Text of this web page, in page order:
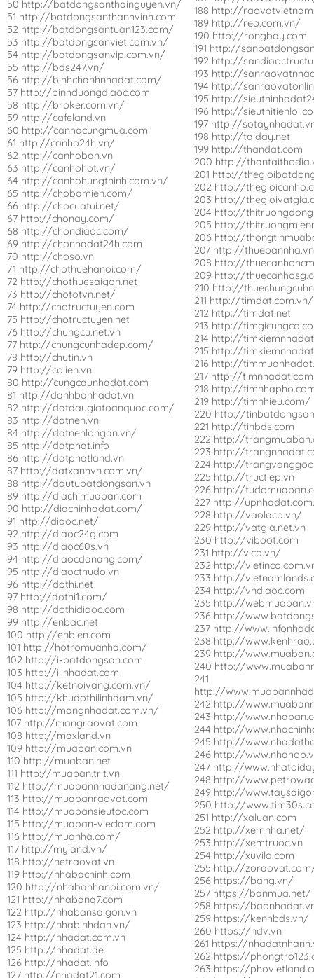
50 http://batdongsanthainguyen.vn/
51 http://batdongsanthanhvinh.com
52 http://batdongsantuan123.com/
53 http://batdongsanviet.com.vn/
54 http://batdongsanvip.com.vn/
55 http://bds247.vn/
56 http://binhchanhnhadat.com/
57 http://binhduongdiaoc.com
58 http://broker.com.vn/
59 http://cafeland.vn
60 http://canhacungmua.com
61 http://canho24h.vn/
62 http://canhoban.vn
63 http://canhohot.vn/
64 http://canhohungthinh.com.vn/
65 http://chobamien.com/
66 http://chocuatui.net/
67 http://chonay.com/
68 http://chondiaoc.com/
69 http://chonhadat24h.com
70 http://choso.vn
71 http://chothuehanoi.com/
72 http://chothuesaigon.net
73 http://chototvn.net/
74 http://chotructuyen.com
75 http://chotructuyen.net
76 http://chungcu.net.vn
77 http://chungcunhadep.com/
78 http://chutin.vn
79 http://colien.vn
80 http://cungcaunhadat.com
81 http://danhbanhadat.vn
82 http://datdaugiatoanquoc.com/
83 http://datnen.vn
84 http://datnenlongan.vn/
85 http://datphat.info
86 http://datphatland.vn
87 http://datxanhvn.com.vn/
88 http://dautubatdongsan.vn
89 http://diachimuaban.com
90 http://diachinhadat.com/
91 http://diaoc.net/
92 http://diaoc24g.com
93 http://diaoc60s.vn
94 http://diaocdanang.com/
95 http://diaocthudo.vn
96 http://dothi.net
97 http://dothi1.com/
98 http://dothidiaoc.com
99 http://enbac.net
100 http://enbien.com
101 http://hotromuanha.com/
102 http://i-batdongsan.com
103 http://i-nhadat.com
104 http://ketnoivang.com.vn/
105 http://khudothilinhdam.vn/
106 http://mangnhadat.com.vn/
107 http://mangraovat.com
108 http://maxland.vn
109 http://muaban.com.vn
110 http://muaban.net
111 http://muaban.trit.vn
112 http://muabannhadanang.net/
113 http://muabanraovat.com
114 http://muabansieutoc.com
115 http://muaban-vieclam.com
116 http://muanha.com/
117 http://myland.vn/
118 http://netraovat.vn
119 http://nhabacninh.com
120 http://nhabanhanoi.com.vn/
121 http://nhabanq7.com
122 http://nhabansaigon.vn
123 http://nhabinhdan.vn/
124 http://nhadat.com.vn
125 http://nhadat.de
126 http://nhadat.info
127 http://nhadat21.com
188 http://
189 http://reo.com.vn/
190 http://rongbay.com
191 http://
192 http://
193 http://
194 http://
195 http://
196 http://
197 http://
198 http://taiday.net
199 http://thandat.com
200 http://
201 http://
202 http://
203 http://
204 http://
205 http://
206 http://
207 http://
208 http://
209 http://
210 http://
211 http://timdat.com.vn/
212 http://timdat.net
213 http://
214 http://
215 http://
216 http://
217 http://timnhadat.com
218 http://
219 http://timnhieu.com/
220 http://
221 http://tinbds.com
222 http://
223 http://
224 http://
225 http://tructiep.vn
226 http://
227 http://
228 http://vaolaco.vn/
229 http://vatgia.net.vn
230 http://viboot.com
231 http://vico.vn/
232 http://
233 http://
234 http://vndiaoc.com
235 http://
236 http://
237 http://
238 http://
239 http://
240 http://
241
http://
242 http://
243 http://
244 http://
245 http://
246 http://
247 http://
248 http://
249 http://
250 http://
251 http://xaluan.com
252 http://xemnha.net/
253 http://xemtruoc.vn
254 http://xuvila.com
255 http://
256 https://bang.vn/
257 https://banmua.net/
258 https://
259 https://kenhbds.vn/
260 https://ndv.vn
261 https://
262 https://
263 https://